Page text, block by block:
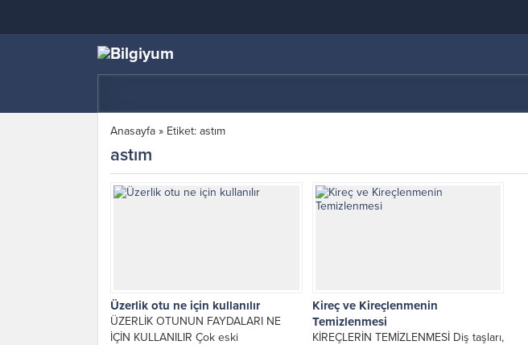
Anasayfa » Etiket: astım
astım
Üzerlik otu ne için kullanılır
ÜZERLİK OTUNUN FAYDALARI NE
İÇİN KULLANILIR Çok eski
Kireç ve Kireçlenmenin
Temizlenmesi
KİREÇLERİN TEMİZLENMESİ Diş taşları,